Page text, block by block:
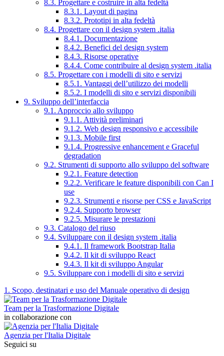
8.3. Progettare e costruire in alta fedeltà
8.3.1. Layout di pagina
8.3.2. Prototipi in alta fedeltà
8.4. Progettare con il design system .italia
8.4.1. Documentazione
8.4.2. Benefici del design system
8.4.3. Risorse operative
8.4.4. Come contribuire al design system .italia
8.5. Progettare con i modelli di sito e servizi
8.5.1. Vantaggi dell’utilizzo dei modelli
8.5.2. I modelli di sito e servizi disponibili
9. Sviluppo dell’interfaccia
9.1. Approccio allo sviluppo
9.1.1. Attività preliminari
9.1.2. Web design responsivo e accessibile
9.1.3. Mobile first
9.1.4. Progressive enhancement e Graceful
degradation
9.2. Strumenti di supporto allo sviluppo del software
9.2.1. Feature detection
9.2.2. Verificare le feature disponibili con Can I
use
9.2.3. Strumenti e risorse per CSS e JavaScript
9.2.4. Supporto browser
9.2.5. Misurare le prestazioni
9.3. Catalogo del riuso
9.4. Sviluppare con il design system .italia
9.4.1. Il framework Bootstrap Italia
9.4.2. Il kit di sviluppo React
9.4.3. Il kit di sviluppo Angular
9.5. Sviluppare con i modelli di sito e servizi
1. Scopo, destinatari e uso del Manuale operativo di design
Team per la Trasformazione Digitale
in collaborazione con
Agenzia per l'Italia Digitale
Seguici su